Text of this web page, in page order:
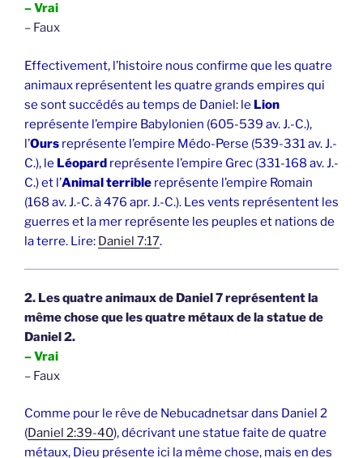
– Vrai
– Faux
Effectivement, l’histoire nous confirme que les quatre
animaux représentent les quatre grands empires qui
se sont succédés au temps de Daniel: le Lion
représente l’empire Babylonien (605-539 av. J.-C.),
l’Ours représente l’empire Médo-Perse (539-331 av. J.-
C.), le Léopard représente l’empire Grec (331-168 av. J.-
C.) et l’Animal terrible représente l’empire Romain
(168 av. J.-C. à 476 apr. J.-C.). Les vents représentent les
guerres et la mer représente les peuples et nations de
la terre. Lire: Daniel 7:17.
2. Les quatre animaux de Daniel 7 représentent la
même chose que les quatre métaux de la statue de
Daniel 2.
– Vrai
– Faux
Comme pour le rêve de Nebucadnetsar dans Daniel 2
(Daniel 2:39-40), décrivant une statue faite de quatre
métaux, Dieu présente ici la même chose, mais en des